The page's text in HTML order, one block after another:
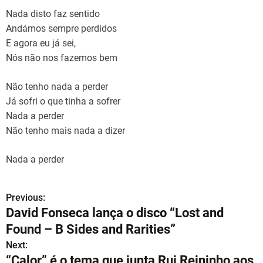
Nada disto faz sentido
Andámos sempre perdidos
E agora eu já sei,
Nós não nos fazemos bem
Não tenho nada a perder
Já sofri o que tinha a sofrer
Nada a perder
Não tenho mais nada a dizer
Nada a perder
N
a
v
Previous:
David Fonseca lança o disco “Lost and
Found – B Sides and Rarities”
Next: